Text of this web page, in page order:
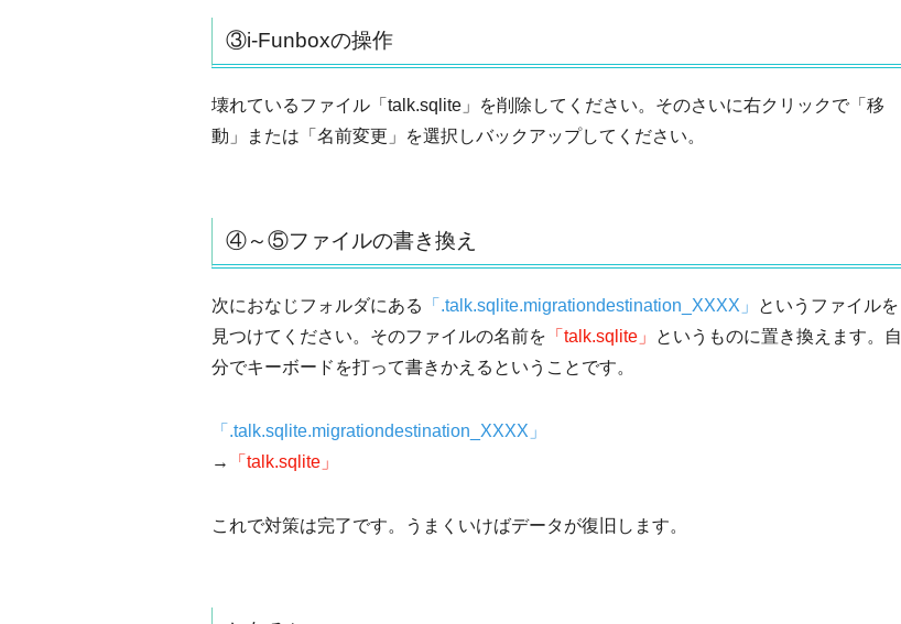
③i-Funboxの操作
壊れているファイル「talk.sqlite」を削除してください。そのさいに右クリックで「移
動」または「名前変更」を選択しバックアップしてください。
④～⑤ファイルの書き換え
次におなじフォルダにある 「.talk.sqlite.migrationdestination_XXXX」
というファイルを
見つけてください。そのファイルの名前を 「talk.sqlite」
というものに置き換えます。自
分でキーボードを打って書きかえるということです。
「.talk.sqlite.migrationdestination_XXXX」
→
「talk.sqlite」
これで対策は完了です。うまくいけばデータが復旧します。